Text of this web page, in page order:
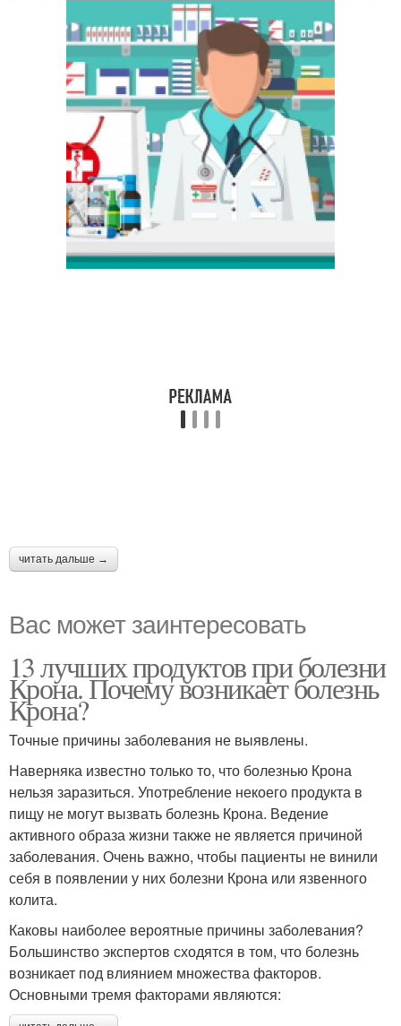
читать дальше →
Вас может заинтересовать
13 лучших продуктов при болезни
Крона. Почему возникает болезнь
Крона?
Точные причины заболевания не выявлены.
Наверняка известно только то, что болезнью Крона
нельзя заразиться. Употребление некоего продукта в
пищу не могут вызвать болезнь Крона. Ведение
активного образа жизни также не является причиной
заболевания. Очень важно, чтобы пациенты не винили
себя в появлении у них болезни Крона или язвенного
колита.
Каковы наиболее вероятные причины заболевания?
Большинство экспертов сходятся в том, что болезнь
возникает под влиянием множества факторов.
Основными тремя факторами являются: